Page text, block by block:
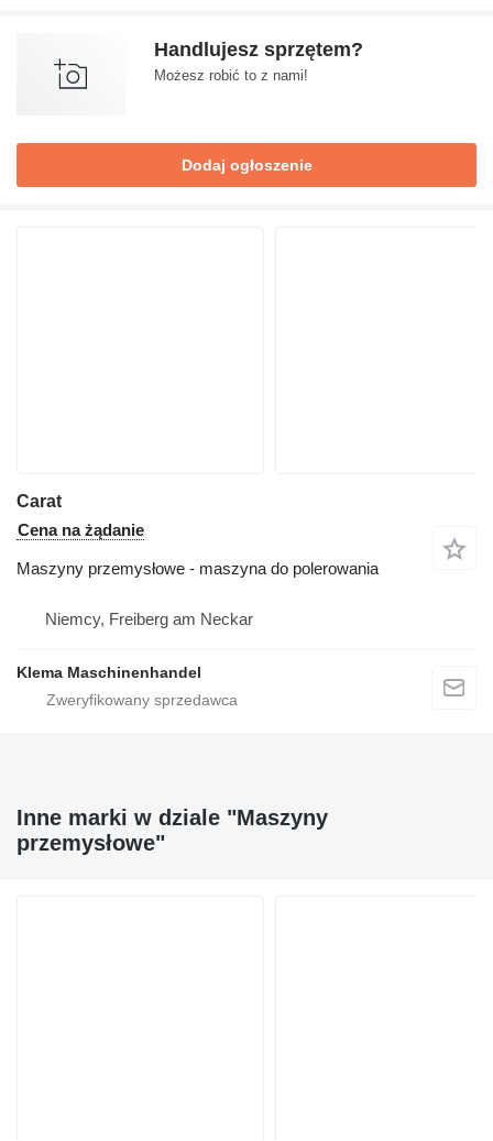
Handlujesz sprzętem?
Możesz robić to z nami!
Dodaj ogłoszenie
Carat
Cena na żądanie
Maszyny przemysłowe - maszyna do polerowania
Niemcy, Freiberg am Neckar
Klema Maschinenhandel
Inne marki w dziale "Maszyny
przemysłowe"